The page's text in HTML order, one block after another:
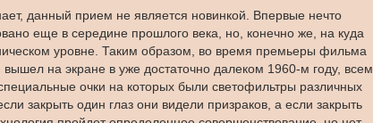
данный прием не является новинкой. Впервые нечто
еще в середине прошлого века, но, конечно же, на куда
уровне. Таким образом, во время премьеры фильма
вышел на экране в уже достаточно далеком 1960-м году, всем
очки на которых были светофильтры различных
закрыть один глаз они видели призраков, а если закрыть